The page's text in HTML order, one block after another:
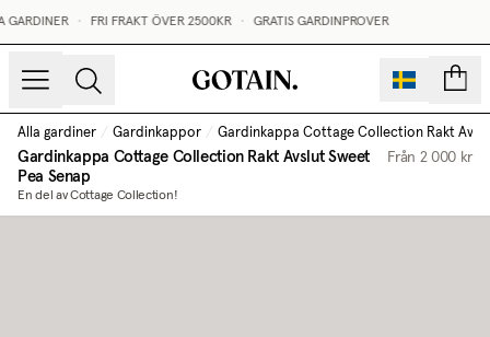
• FRI FRAKT ÖVER 2500KR • GRATIS GARDINPROVER
Alla gardiner / Gardinkappor / Gardinkappa Cottage Collection Rakt
Gardinkappa Cottage Collection Rakt AvslutSweet
Pea Senap
En del av Cottage Collection!
Från 2 000 kr